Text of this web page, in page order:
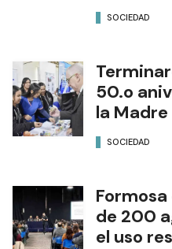
SOCIEDAD
50.o
la Madre
SOCIEDAD
de 200
el uso